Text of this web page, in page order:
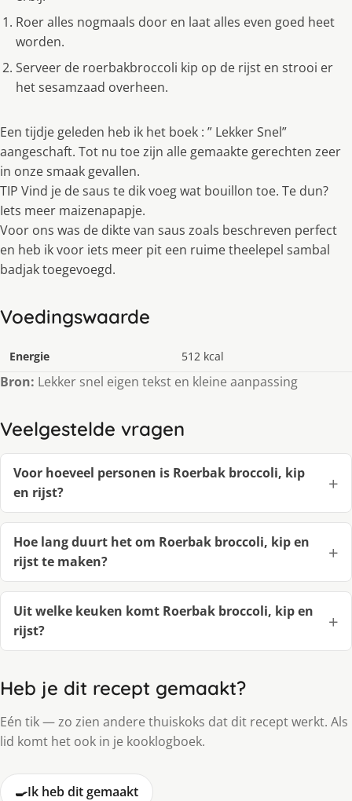
Roer alles nogmaals door en laat alles even goed heet
worden.
Serveer de roerbakbroccoli kip op de rijst en strooi er
het sesamzaad overheen.
Een tijdje geleden heb ik het boek : ” Lekker Snel”
aangeschaft. Tot nu toe zijn alle gemaakte gerechten zeer
in onze smaak gevallen.
TIP Vind je de saus te dik voeg wat bouillon toe. Te dun?
Iets meer maizenapapje.
Voor ons was de dikte van saus zoals beschreven perfect
en heb ik voor iets meer pit een ruime theelepel sambal
badjak toegevoegd.
Voedingswaarde
Energie 512 kcal
Bron: Lekker snel eigen tekst en kleine aanpassing
Veelgestelde vragen
Voor hoeveel personen is Roerbak broccoli, kip
en rijst?
Hoe lang duurt het om Roerbak broccoli, kip en
rijst te maken?
Uit welke keuken komt Roerbak broccoli, kip en
rijst?
Heb je dit recept gemaakt?
Eén tik — zo zien andere thuiskoks dat dit recept werkt. Als
lid komt het ook in je kooklogboek.
🍳Ik heb dit gemaakt